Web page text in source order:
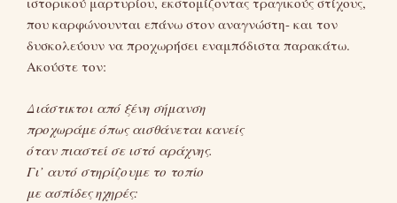
που καρφώνουνται επάνω στον αναγνώστη- και τον
δυσκολεύουν να προχωρήσει εναμπόδιστα παρακάτω.
Ακούστε τον:
Διάστικτοι από ξένη σήμανση
προχωράμε όπως αισθάνεται κανείς
όταν πιαστεί σε ιστό αράχνης.
Γι’ αυτό στηρίζουμε το τοπίο
με ασπίδες ηχηρές: